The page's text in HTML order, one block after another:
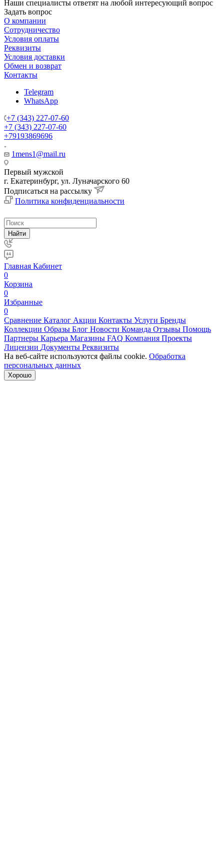
Наши специалисты ответят на любой интересующий вопрос
Задать вопрос
О компании
Сотрудничество
Условия оплаты
Реквизиты
Условия доставки
Обмен и возврат
Контакты
Telegram
WhatsApp
+7 (343) 227-07-60
+7 (343) 227-07-60
+79193869696
1mens1@mail.ru
Первый мужской
г. Екатеринбург, ул. Луначарского 60
Подписаться на рассылку
Политика конфиденциальности
Найти
Главная Кабинет
0
Корзина
0
Избранные
0
Сравнение Каталог Акции Контакты Услуги Бренды
Коллекции Образы Блог Новости Команда Отзывы Помощь
Партнеры Карьера Магазины FAQ Компания Проекты
Лицензии Документы Реквизиты
На веб-сайте используются файлы cookie. Обработка
персональных данных
Хорошо